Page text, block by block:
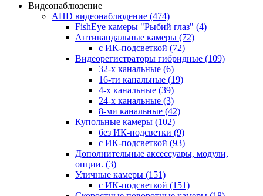
Видеонаблюдение
AHD видеонаблюдение (474)
FishEye камеры "Рыбий глаз" (4)
Антивандальные камеры (72)
с ИК-подсветкой (72)
Видеорегистраторы гибридные (109)
32-х канальные (6)
16-ти канальные (19)
4-х канальные (39)
24-х канальные (3)
8-ми канальные (42)
Купольные камеры (102)
без ИК-подсветки (9)
с ИК-подсветкой (93)
Дополнительные аксессуары, модули,
опции. (3)
Уличные камеры (151)
с ИК-подсветкой (151)